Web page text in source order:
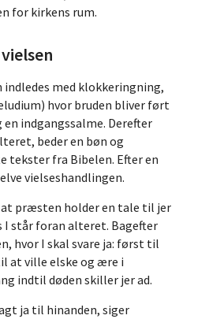
for kirkens rum.
med klokkeringning,
hvor bruden bliver ført
indgangssalme. Derefter
beder en bøn og
tekster fra Bibelen. Efter en
vielseshandlingen.
præsten holder en tale til jer
I står foran alteret. Bagefter
hvor I skal svare ja: først til
at ville elske og ære i
indtil døden skiller jer ad.
ja til hinanden, siger